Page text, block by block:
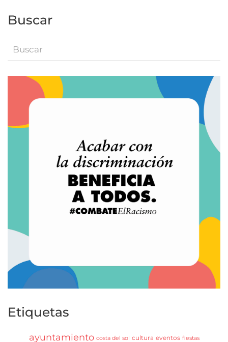
Buscar
Etiquetas
ayuntamiento costa del sol cultura eventos fiestas